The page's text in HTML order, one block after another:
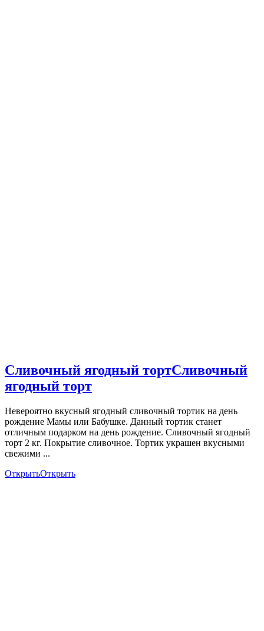
Сливочный ягодный тортСливочный
ягодный торт
Невероятно вкусный ягодный сливочный тортик на день
рождение Мамы или Бабушке. Данный тортик станет
отличным подарком на день рождение. Сливочный ягодный
торт 2 кг. Покрытие сливочное. Тортик украшен вкусными
свежими ...
ОткрытьОткрыть